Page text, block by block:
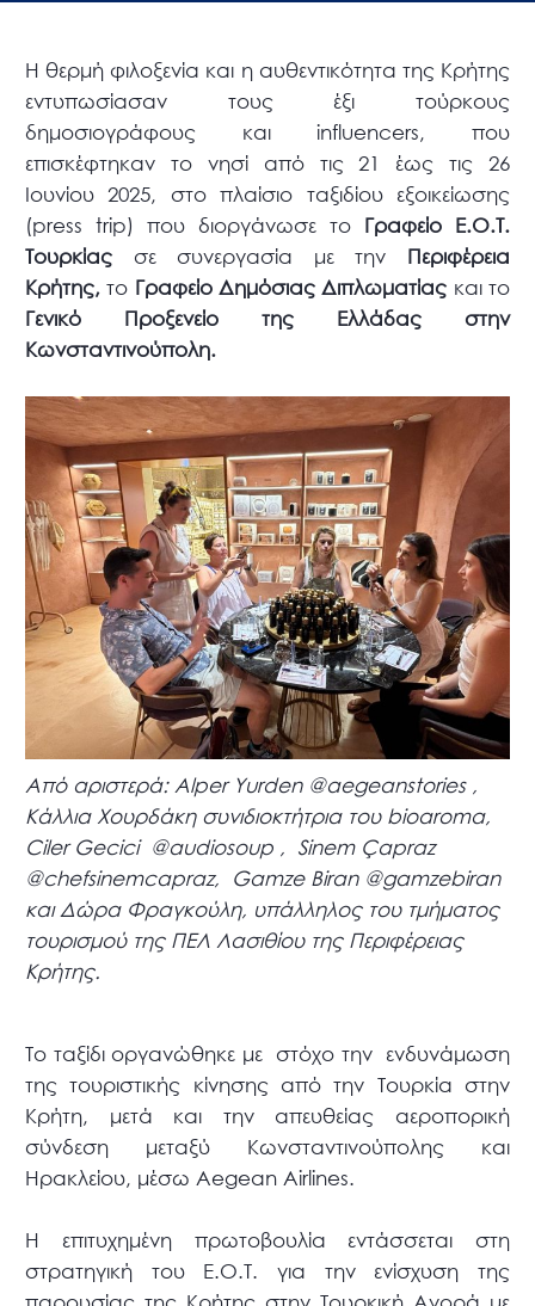
Η θερμή φιλοξενία και η αυθεντικότητα της Κρήτης
εντυπωσίασαν τους έξι τούρκους
δημοσιογράφους και influencers, που
επισκέφτηκαν το νησί από τις 21 έως τις 26
Ιουνίου 2025, στο πλαίσιο ταξιδίου εξοικείωσης
(press trip) που διοργάνωσε το Γραφείο Ε.Ο.Τ.
Τουρκίας σε συνεργασία με την Περιφέρεια
Κρήτης, το Γραφείο Δημόσιας Διπλωματίας και το
Γενικό Προξενείο της Ελλάδας στην
Κωνσταντινούπολη.
Από αριστερά: Alper Yurden @aegeanstories ,
Κάλλια Χουρδάκη συνιδιοκτήτρια του bioaroma,
Ciler Gecici @audiosoup , Sinem Çapraz
@chefsinemcapraz, Gamze Biran @gamzebiran
και Δώρα Φραγκούλη, υπάλληλος του τμήματος
τουρισμού της ΠΕΛ Λασιθίου της Περιφέρειας
Κρήτης.
Το ταξίδι οργανώθηκε με στόχο την ενδυνάμωση
της τουριστικής κίνησης από την Τουρκία στην
Κρήτη, μετά και την απευθείας αεροπορική
σύνδεση μεταξύ Κωνσταντινούπολης και
Ηρακλείου, μέσω Aegean Airlines.
Η επιτυχημένη πρωτοβουλία εντάσσεται στη
στρατηγική του Ε.Ο.Τ. για την ενίσχυση της